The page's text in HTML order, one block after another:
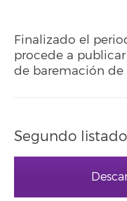
Finalizado el
procede a
de baremación
Segundo